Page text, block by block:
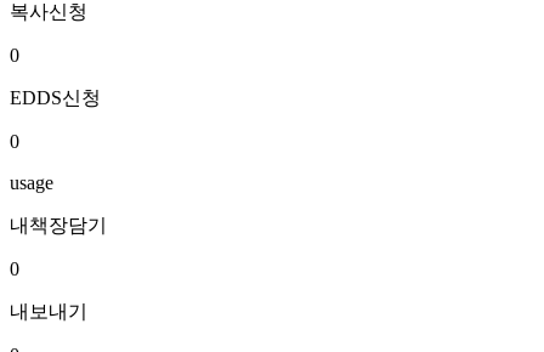
복사신청
0
EDDS신청
0
usage
내책장담기
0
내보내기